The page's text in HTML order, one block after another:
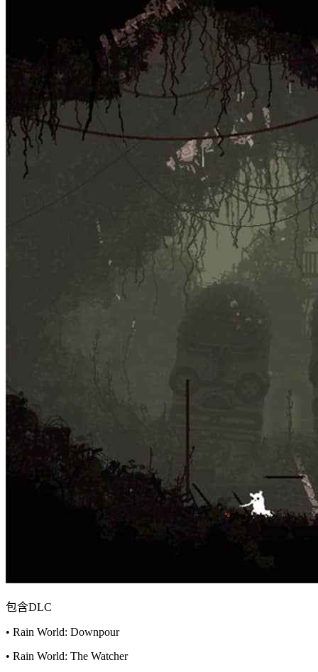
包含DLC
• Rain World: Downpour
• Rain World: The Watcher